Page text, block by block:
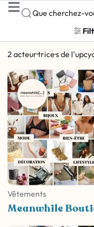
Que cherchez-
2 acteur·trice·s de
Vêtements
Meanwhile